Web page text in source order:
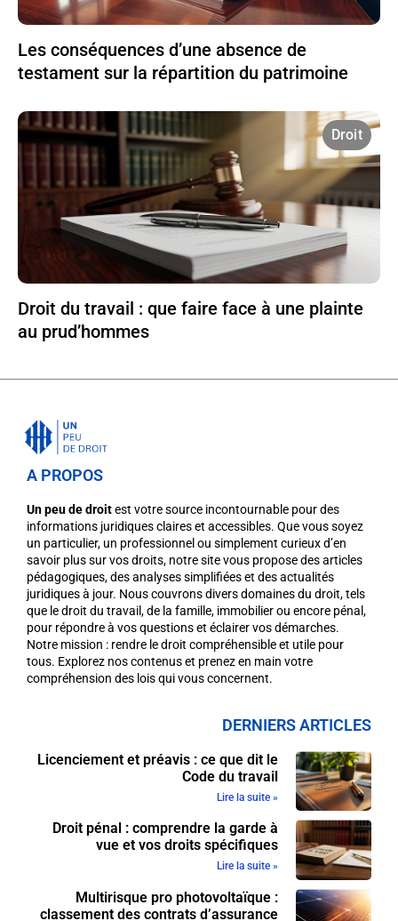
Les conséquences d’une absence de
testament sur la répartition du patrimoine
Droit
Droit du travail : que faire face à une plainte
au prud’hommes
A PROPOS
Un peu de droitest votre source incontournable pour des
informations juridiques claires et accessibles. Que vous soyez
un particulier, un professionnel ou simplement curieux d’en
savoir plus sur vos droits, notre site vous propose des articles
pédagogiques, des analyses simplifiées et des actualités
juridiques à jour. Nous couvrons divers domaines du droit, tels
que le droit du travail, de la famille, immobilier ou encore pénal,
pour répondre à vos questions et éclairer vos démarches.
Notre mission : rendre le droit compréhensible et utile pour
tous. Explorez nos contenus et prenez en main votre
compréhension des lois qui vous concernent.
DERNIERS ARTICLES
Licenciement et préavis : ce que dit le
Code du travail
Lire la suite »
Droit pénal : comprendre la garde à
vue et vos droits spécifiques
Lire la suite »
Multirisque pro photovoltaïque :
classement des contrats d’assurance